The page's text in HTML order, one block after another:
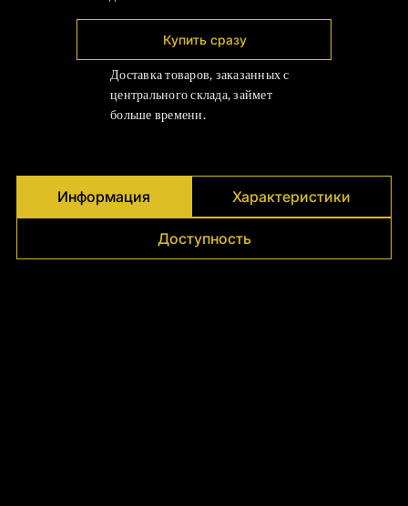
Купить сразу
Доставка товаров, заказанных с
центрального склада, займет
больше времени.
Информация Характеристики
Доступность